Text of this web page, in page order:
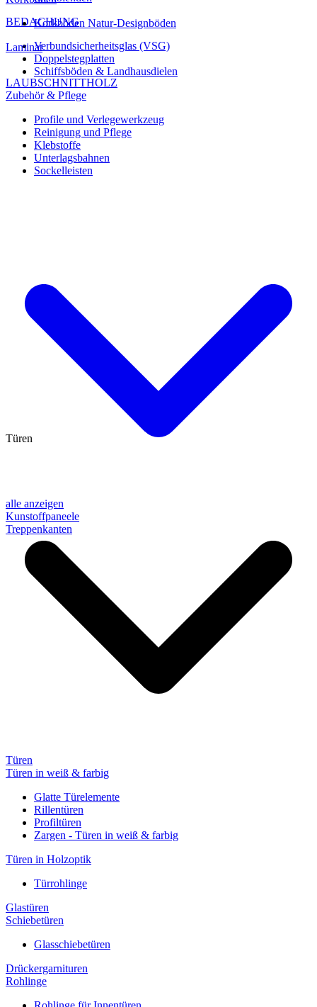
BEDACHUNG
Verbundsicherheitsglas (VSG)
Doppelstegplatten
LAUBSCHNITTHOLZ
Korkböden Natur-Designböden
Laminat
Schiffsböden & Landhausdielen
Zubehör & Pflege
Profile und Verlegewerkzeug
Reinigung und Pflege
Klebstoffe
Unterlagsbahnen
Sockelleisten
alle anzeigen
Kunstoffpaneele
Treppenkanten
Türen
Türen
Türen in weiß & farbig
Glatte Türelemente
Rillentüren
Profiltüren
Zargen - Türen in weiß & farbig
Türen in Holzoptik
Türrohlinge
Glastüren
Schiebetüren
Glasschiebetüren
Drückergarnituren
Rohlinge